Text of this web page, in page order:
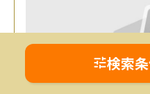
検索